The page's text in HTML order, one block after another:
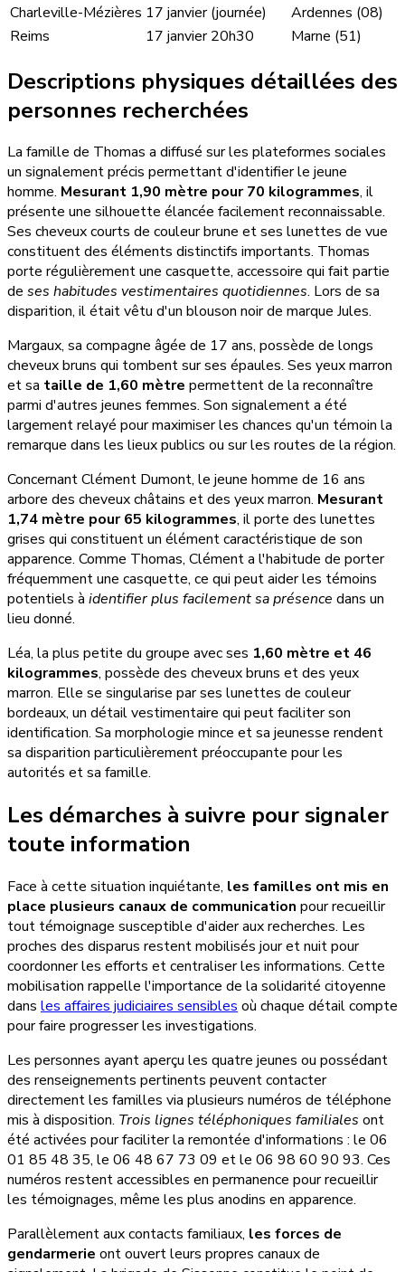
Charleville-Mézières 17 janvier (journée)
Ardennes (08)
Reims
17 janvier 20h30 Marne (51)
Descriptions physiques détaillées des
personnes recherchées
La famille de Thomas a diffusé sur les plateformes sociales
un signalement précis permettant d'identifier le jeune
homme. Mesurant 1,90 mètre pour 70 kilogrammes, il
présente une silhouette élancée facilement reconnaissable.
Ses cheveux courts de couleur brune et ses lunettes de vue
constituent des éléments distinctifs importants. Thomas
porte régulièrement une casquette, accessoire qui fait partie
de ses habitudes vestimentaires quotidiennes. Lors de sa
disparition, il était vêtu d'un blouson noir de marque Jules.
Margaux, sa compagne âgée de 17 ans, possède de longs
cheveux bruns qui tombent sur ses épaules. Ses yeux marron
et sa taille de 1,60 mètre permettent de la reconnaître
parmi d'autres jeunes femmes. Son signalement a été
largement relayé pour maximiser les chances qu'un témoin la
remarque dans les lieux publics ou sur les routes de la région.
Concernant Clément Dumont, le jeune homme de 16 ans
arbore des cheveux châtains et des yeux marron. Mesurant
1,74 mètre pour 65 kilogrammes, il porte des lunettes
grises qui constituent un élément caractéristique de son
apparence. Comme Thomas, Clément a l'habitude de porter
fréquemment une casquette, ce qui peut aider les témoins
potentiels à identifier plus facilement sa présence dans un
lieu donné.
Léa, la plus petite du groupe avec ses 1,60 mètre et 46
kilogrammes, possède des cheveux bruns et des yeux
marron. Elle se singularise par ses lunettes de couleur
bordeaux, un détail vestimentaire qui peut faciliter son
identification. Sa morphologie mince et sa jeunesse rendent
sa disparition particulièrement préoccupante pour les
autorités et sa famille.
Les démarches à suivre pour signaler
toute information
Face à cette situation inquiétante, les familles ont mis en
place plusieurs canaux de communication pour recueillir
tout témoignage susceptible d'aider aux recherches. Les
proches des disparus restent mobilisés jour et nuit pour
coordonner les efforts et centraliser les informations. Cette
mobilisation rappelle l'importance de la solidarité citoyenne
dans les affaires judiciaires sensibles où chaque détail compte
pour faire progresser les investigations.
Les personnes ayant aperçu les quatre jeunes ou possédant
des renseignements pertinents peuvent contacter
directement les familles via plusieurs numéros de téléphone
mis à disposition. Trois lignes téléphoniques familiales ont
été activées pour faciliter la remontée d'informations : le 06
01 85 48 35, le 06 48 67 73 09 et le 06 98 60 90 93. Ces
numéros restent accessibles en permanence pour recueillir
les témoignages, même les plus anodins en apparence.
Parallèlement aux contacts familiaux, les forces de
gendarmerie ont ouvert leurs propres canaux de